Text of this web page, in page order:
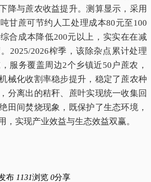
降与蔗农收益提升。测算显示，采用
甘蔗可节约人工处理成本80元至100
合成本降低200元以上，实实在在减
2025/2026榨季，该除杂点累计处理
服务覆盖周边2个乡镇近50户蔗农，
械化收割率稳步提升，稳定了蔗农种
分离出的秸秆、蔗叶实现统一收集回
田间焚烧现象，既保护了生态环境，
，实现产业效益与生态效益双赢。
布 1131浏览 0分享